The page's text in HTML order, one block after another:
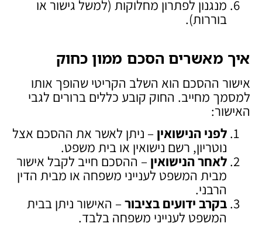
מנגנון לפתרון מחלוקות (למשל גישור או
בוררות).
איך מאשרים הסכם ממון כחוק
אישור ההסכם הוא השלב הקריטי שהופך אותו
למסמך מחייב. החוק קובע כללים ברורים לגבי
האישור:
לפני הנישואין – ניתן לאשר את ההסכם אצל
נוטריון, רשם נישואין או בית משפט.
לאחר הנישואין – ההסכם חייב לקבל אישור
מבית המשפט לענייני משפחה או מבית הדין
הרבני.
בקרב ידועים בציבור – האישור ניתן בבית
המשפט לענייני משפחה בלבד.